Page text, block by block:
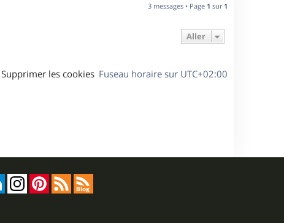
t
3 messages • Page 1 sur 1
Aller
Fuseau horaire sur UTC+02:00
Supprimer les cookies